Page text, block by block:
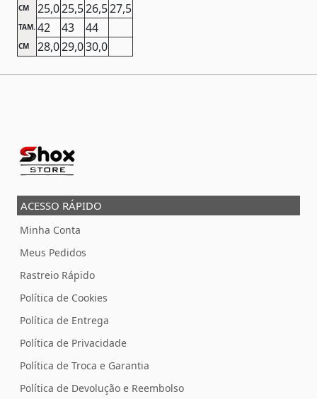
CM 25,025,526,527,5
TAM. 42 43 44
CM 28,029,030,0
ACESSO RÁPIDO
Minha Conta
Meus Pedidos
Rastreio Rápido
Política de Cookies
Política de Entrega
Política de Privacidade
Política de Troca e Garantia
Política de Devolução e Reembolso